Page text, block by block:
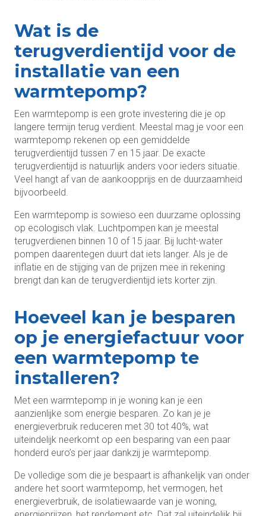
Wat is de
terugverdientijd voor de
installatie van een
warmtepomp?
Een warmtepomp is een grote investering die je op
langere termijn terug verdient. Meestal mag je voor een
warmtepomp rekenen op een gemiddelde
terugverdientijd tussen 7 en 15 jaar. De exacte
terugverdientijd is natuurlijk anders voor ieders situatie.
Veel hangt af van de aankoopprijs en de duurzaamheid
bijvoorbeeld.
Een warmtepomp is sowieso een duurzame oplossing
op ecologisch vlak. Luchtpompen kan je meestal
terugverdienen binnen 10 of 15 jaar. Bij lucht-water
pompen daarentegen duurt dat iets langer. Als je de
inflatie en de stijging van de prijzen mee in rekening
brengt dan kan de terugverdientijd iets korter zijn.
Hoeveel kan je besparen
op je energiefactuur voor
een warmtepomp te
installeren?
Met een warmtepomp in je woning kan je een
aanzienlijke som energie besparen. Zo kan je je
energieverbruik reduceren met 30 tot 40%, wat
uiteindelijk neerkomt op een besparing van een paar
honderd euro’s per jaar dankzij je warmtepomp.
De volledige som die je bespaart is afhankelijk van onder
andere het soort warmtepomp, het vermogen, het
energieverbruik, de isolatiewaarde van je woning,